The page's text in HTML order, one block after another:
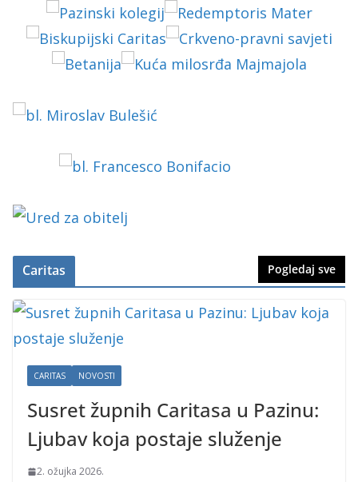
Caritas Pogledaj sve
CARITAS NOVOSTI
Susret župnih Caritasa u Pazinu:
Ljubav koja postaje služenje
2. ožujka 2026.